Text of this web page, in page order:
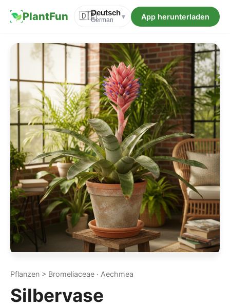
PlantFun 🇩🇪Deutsch
German ▾ App herunterladen
Pflanzen > Bromeliaceae · Aechmea
Silbervase